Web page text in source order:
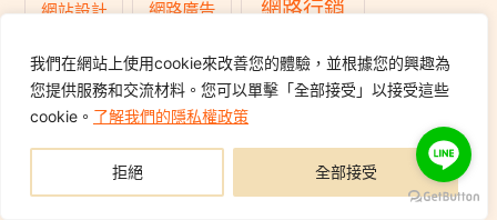
我們在網站上使用cookie來改善您的體驗，並根據您的興趣為
您提供服務和交流材料。您可以單擊「全部接受」以接受這些
cookie。 了解我們的隱私權政策
拒絕 全部接受
網站設計 網路廣告 網路行銷
網頁銷售 行動電商 行銷 行銷4P
行銷菜鳥 轉換率 轉換率優化 關鍵字廣告